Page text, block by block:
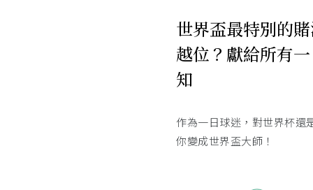
世界盃最特別的
越位？獻給所有
知
作為一日球迷，對世界杯還
你變成世界盃大師！